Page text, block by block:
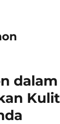
dalam